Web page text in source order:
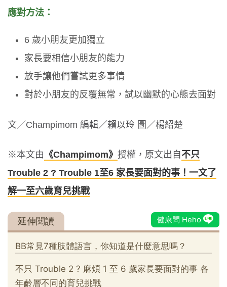
應對方法：
6 歲小朋友更加獨立
家長要相信小朋友的能力
放手讓他們嘗試更多事情
對於小朋友的反覆無常，試以幽默的心態去面對
文／Champimom 編輯／賴以玲 圖／楊紹楚
※本文由 《Champimom》 授權，原文出自不只
Trouble 2 ? Trouble 1至6 家長要面對的事！一文了
解一至六歲育兒挑戰